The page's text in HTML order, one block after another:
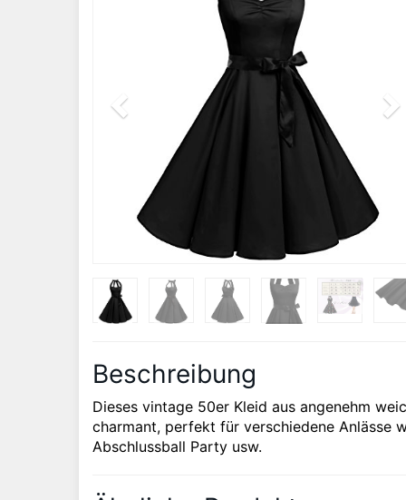
Beschreibung
Dieses vintage 50er Kleid aus angenehm
charmant, perfekt für verschiedene Anlässe
Abschlussball Party usw.